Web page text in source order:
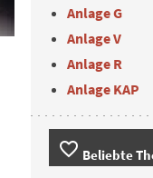
Anlage G
Anlage V
Anlage R
Anlage KAP
favorite_border Beliebte